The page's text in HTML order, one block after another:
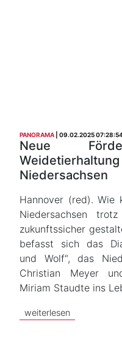
PANORAMA 09.02.2025
Neue
Niedersachsen
Hannover (red). Wie
Niedersachsen
zukunftssicher
befasst sich das
und Wolf“, das
Christian Meyer
Miriam Staudte ins
weiterlesen